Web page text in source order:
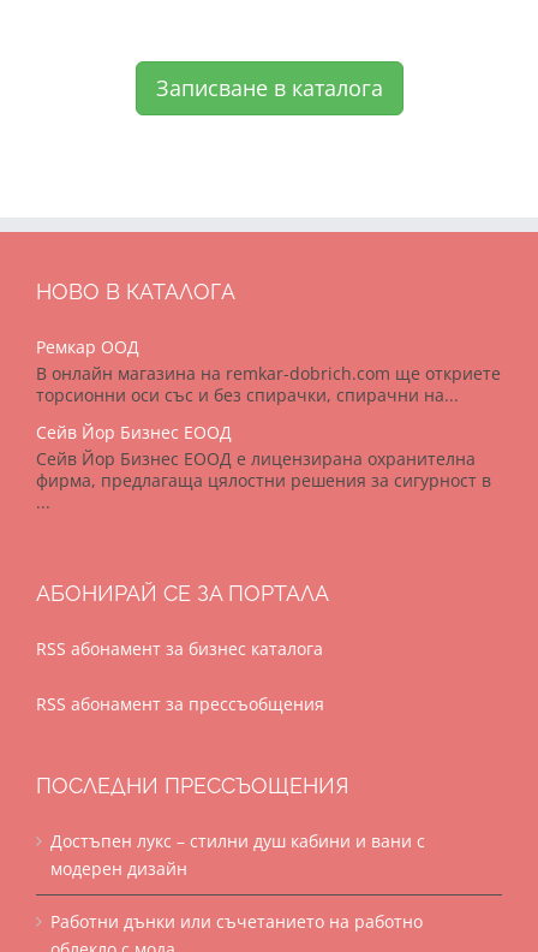
Записване в каталога
НОВО В КАТАЛОГА
Ремкар ООД
В онлайн магазина на remkar-dobrich.com ще откриете
торсионни оси със и без спирачки, спирачни на...
Сейв Йор Бизнес ЕООД
Сейв Йор Бизнес ЕООД е лицензирана охранителна
фирма, предлагаща цялостни решения за сигурност в
...
АБОНИРАЙ СЕ ЗА ПОРТАЛА
RSS абонамент за бизнес каталога
RSS абонамент за прессъобщения
ПОСЛЕДНИ ПРЕССЪОЩЕНИЯ
Достъпен лукс – стилни душ кабини и вани с
модерен дизайн
Работни дънки или съчетанието на работно